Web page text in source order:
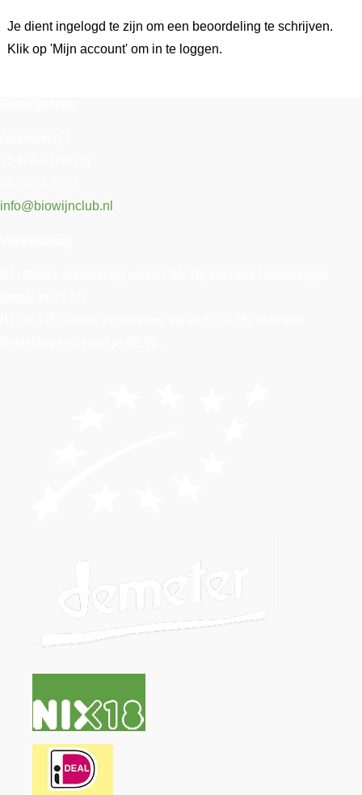
Je dient ingelogd te zijn om een beoordeling te schrijven.
Klik op 'Mijn account' om in te loggen.
info@biowijnclub.nl